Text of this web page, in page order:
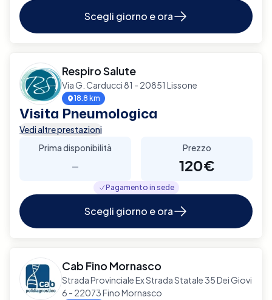
Scegli giorno e ora
Respiro Salute
Via G. Carducci 81 - 20851 Lissone
18.8 km
Visita Pneumologica
Vedi altre prestazioni
Prima disponibilità
-
Prezzo
120€
Pagamento in sede
Scegli giorno e ora
Cab Fino Mornasco
Strada Provinciale Ex Strada Statale 35 Dei Giovi
6 - 22073 Fino Mornasco